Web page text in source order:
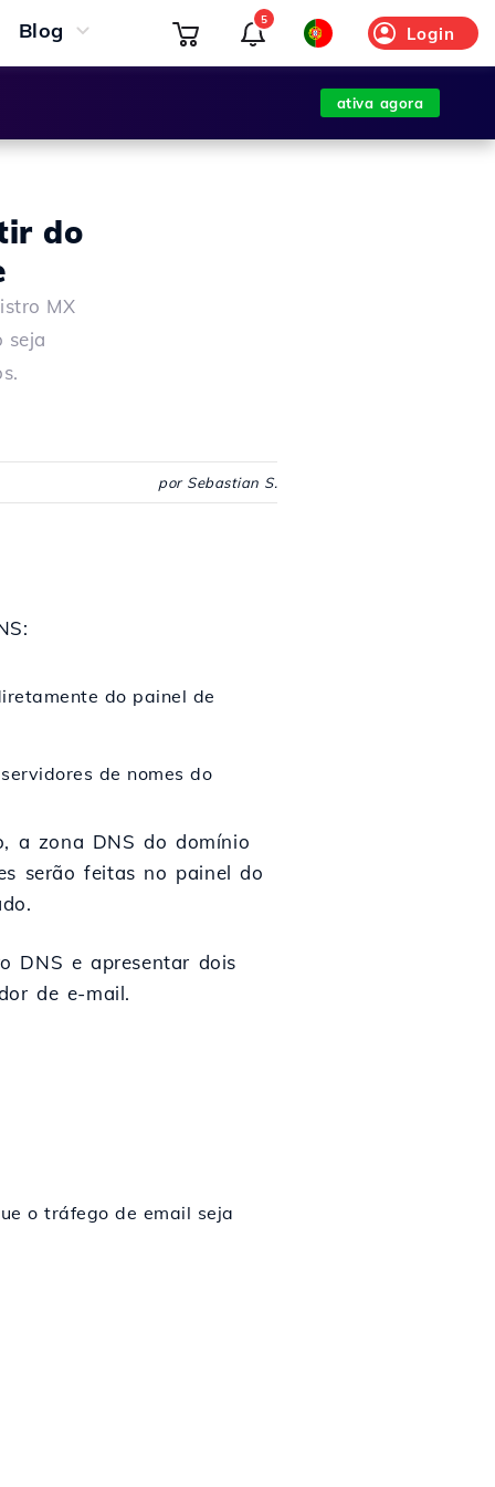
Blog Login
5
ativa agora
do
MX
seja
por Sebastian S.
do painel de
de nomes do
a zona DNS do domínio
serão feitas no painel do
DNS e apresentar dois
de e-mail.
o tráfego de email seja